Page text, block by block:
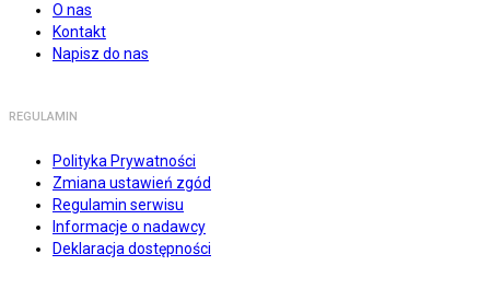
O nas
Kontakt
Napisz do nas
REGULAMIN
Polityka Prywatności
Zmiana ustawień zgód
Regulamin serwisu
Informacje o nadawcy
Deklaracja dostępności